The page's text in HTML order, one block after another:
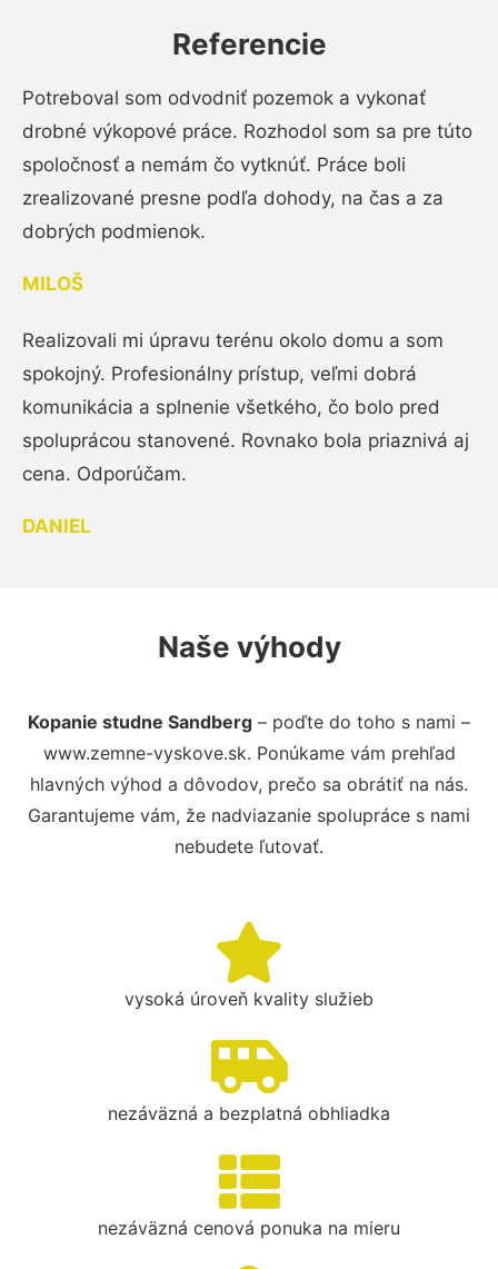
Referencie
Potreboval som odvodniť pozemok a vykonať
drobné výkopové práce. Rozhodol som sa pre túto
spoločnosť a nemám čo vytknúť. Práce boli
zrealizované presne podľa dohody, na čas a za
dobrých podmienok.
MILOŠ
Realizovali mi úpravu terénu okolo domu a som
spokojný. Profesionálny prístup, veľmi dobrá
komunikácia a splnenie všetkého, čo bolo pred
spoluprácou stanovené. Rovnako bola priaznivá aj
cena. Odporúčam.
DANIEL
Naše výhody
Kopanie studne Sandberg – poďte do toho s nami –
www.zemne-vyskove.sk. Ponúkame vám prehľad
hlavných výhod a dôvodov, prečo sa obrátiť na nás.
Garantujeme vám, že nadviazanie spolupráce s nami
nebudete ľutovať.
vysoká úroveň kvality služieb
nezáväzná a bezplatná obhliadka
nezáväzná cenová ponuka na mieru